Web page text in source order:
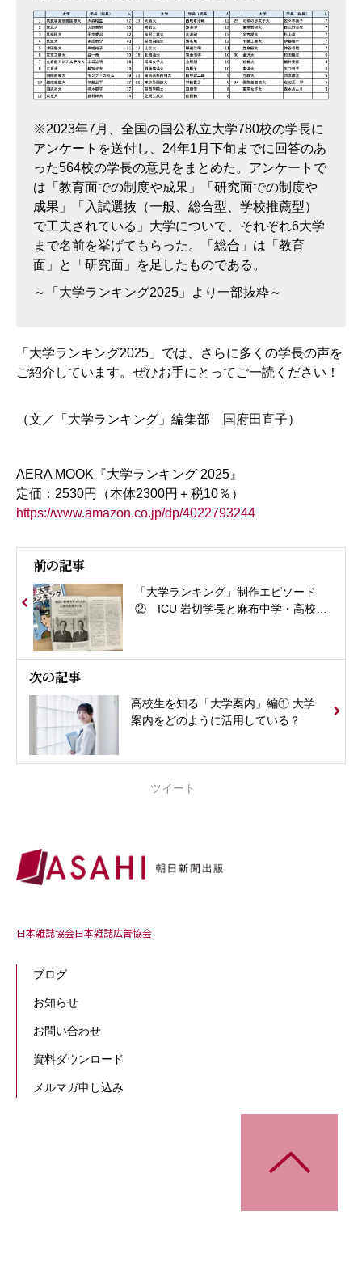
※2023年7月、全国の国公私立大学780校の学長に
アンケートを送付し、24年1月下旬までに回答のあ
った564校の学長の意見をまとめた。アンケートで
は「教育面での制度や成果」「研究面での制度や
成果」「入試選抜（一般、総合型、学校推薦型）
で工夫されている」大学について、それぞれ6大学
まで名前を挙げてもらった。「総合」は「教育
面」と「研究面」を足したものである。
～「大学ランキング2025」より一部抜粋～
「大学ランキング2025」では、さらに多くの学長の声を
ご紹介しています。ぜひお手にとってご一読ください！
（文／「大学ランキング」編集部 国府田直子）
AERA MOOK『大学ランキング 2025』
定価：2530円（本体2300円＋税10％）
https://www.amazon.co.jp/dp/4022793244
前の記事
「大学ランキング」制作エピソード
② ICU 岩切学長と麻布中学・高校
次の記事
高校生を知る「大学案内」編① 大学
案内をどのように活用している？
ツイート
日本雑誌協会日本雑誌広告協会
ブログ
お知らせ
お問い合わせ
資料ダウンロード
メルマガ申し込み